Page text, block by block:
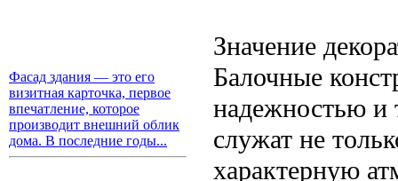
Фасад здания — это его
визитная карточка, первое
впечатление, которое
производит внешний облик
дома. В последние годы...
Значение
Балочные
надежностью и
служат не
характерную